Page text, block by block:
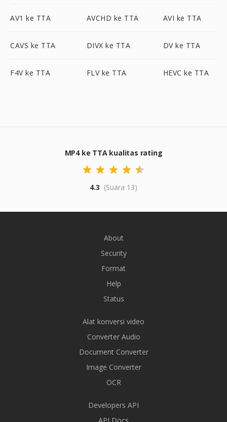
AV1 ke TTA AVCHD ke TTA AVI ke TTA
CAVS ke TTA DIVX ke TTA DV ke TTA
F4V ke TTA FLV ke TTA HEVC ke TTA
MP4 ke TTA kualitas rating
4.3 (Suara 13)
About
Security
Format
Help
Status
Alat konversi video
Converter Audio
Document Converter
Image Converter
OCR
Developers API